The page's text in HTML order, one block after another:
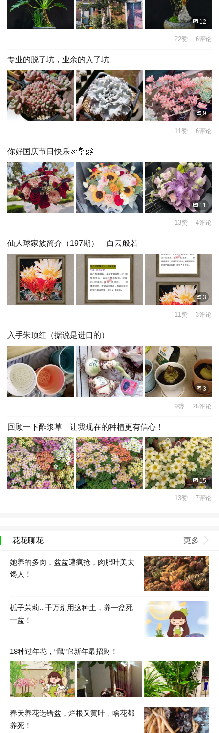
12
22赞 6评论
专业的脱了坑，业余的入了坑
9
11赞 6评论
你好国庆节日快乐🎉💐🤗
11
13赞 4评论
仙人球家族简介（197期）—白云般若
3
11赞 3评论
入手朱顶红（据说是进口的）
3
9赞 25评论
回顾一下酢浆草！让我现在的种植更有信心！
15
13赞 7评论
花花聊花 更多
她养的多肉，盆盆遭疯抢，肉肥叶美太
馋人！
栀子茉莉...千万别用这种土，养一盆死
一盆！
18种过年花，“鼠”它新年最招财！
春天养花选错盆，烂根又黄叶，啥花都
养死！